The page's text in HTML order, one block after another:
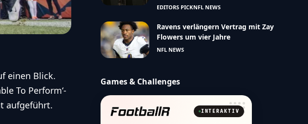
einen Blick.
To Perform‘-
aufgeführt.
EDITORS PICKNFL NEWS
Ravens verlängern Vertrag mit Zay
Flowers um vier Jahre
NFL NEWS
Games & Challenges
INTERAKTIV